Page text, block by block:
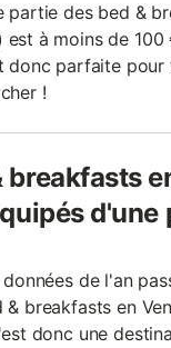
partie des bed &
est à moins de
donc parfaite pour
!
breakfasts
d'une
de l'an
breakfasts en
donc une